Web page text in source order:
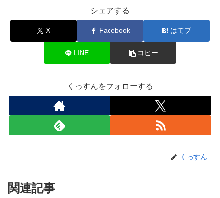
シェアする
X Facebook はてブ
LINE コピー
くっすんをフォローする
くっすん
関連記事